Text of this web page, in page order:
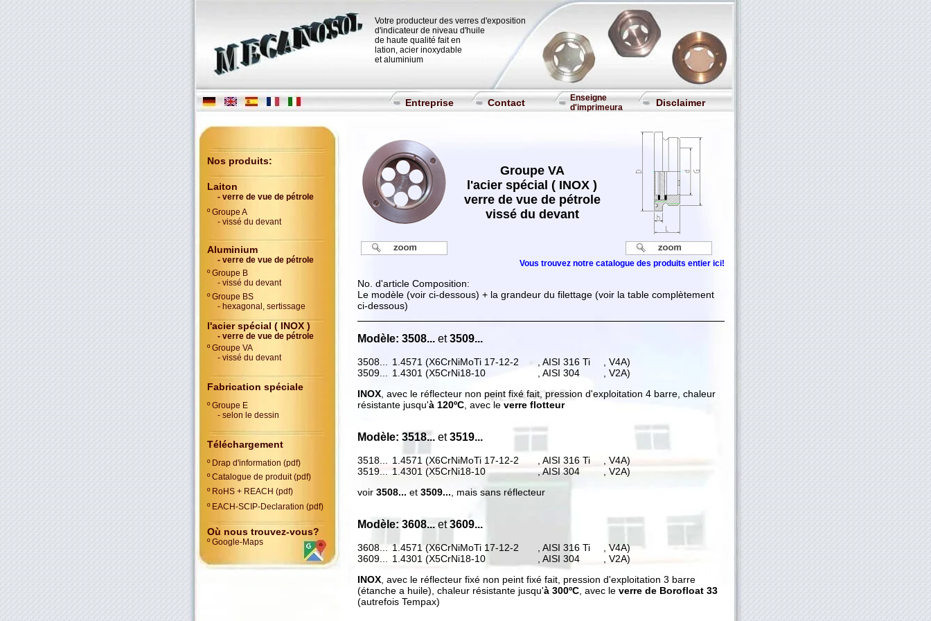
Votre producteur des verres d'exposition
d'indicateur de niveau d'huile
de haute qualité fait en
lation, acier inoxydable
et aluminium
Entreprise Contact
Enseigne
d'imprimeura
Disclaimer
Nos produits:
Laiton
- verre de vue de pétrole
º Groupe A
- vissé du devant
Aluminium
- verre de vue de pétrole
º Groupe B
- vissé du devant
º Groupe BS
- hexagonal, sertissage
l'acier spécial ( INOX )
- verre de vue de pétrole
º Groupe VA
- vissé du devant
Fabrication spéciale
º Groupe E
- selon le dessin
Téléchargement
º Drap d'information (pdf)
º Catalogue de produit (pdf)
º RoHS + REACH (pdf)
º EACH-SCIP-Declaration (pdf)
Où nous trouvez-vous?
º Google-Maps
Groupe VA
l'acier spécial ( INOX )
verre de vue de pétrole
vissé du devant
Vous trouvez notre catalogue des produits entier ici!
No. d'article Composition:
Le modèle (voir ci-dessous) + la grandeur du filettage (voir la table complètement
ci-dessous)
Modèle: 3508... et3509...
3508... 1.4571 (X6CrNiMoTi 17-12-2 , AISI 316 Ti
, V4A)
3509...
1.4301 (X5CrNi18-10 , AISI 304
, V2A)
INOX, avec le réflecteur non peint fixé fait, pression d'exploitation 4 barre, chaleur
résistante jusqu'à 120ºC, avec le verre flotteur
Modèle: 3518... et3519...
3518... 1.4571 (X6CrNiMoTi 17-12-2 , AISI 316 Ti
, V4A)
3519...
1.4301 (X5CrNi18-10 , AISI 304
, V2A)
voir 3508... et 3509... , mais sans réflecteur
Modèle: 3608... et3609...
3608... 1.4571 (X6CrNiMoTi 17-12-2 , AISI 316 Ti
, V4A)
3609...
1.4301 (X5CrNi18-10 , AISI 304
, V2A)
INOX, avec le réflecteur fixé non peint fixé fait, pression d'exploitation 3 barre
(étanche a huile), chaleur résistante jusqu'à 300ºC, avec le verre de Borofloat 33
(autrefois Tempax)